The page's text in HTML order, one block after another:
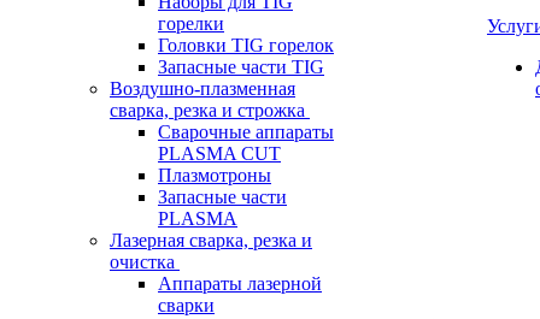
горелки
Головки TIG горелок
Запасные части TIG
Воздушно-плазменная
сварка, резка и строжка
Сварочные аппараты
PLASMA CUT
Плазмотроны
Запасные части
PLASMA
Лазерная сварка, резка и
очистка
Аппараты лазерной
сварки